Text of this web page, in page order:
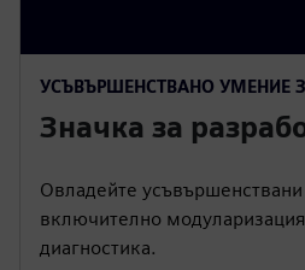
УСЪВЪРШЕНСТВАНО УМЕНИЕ
Значка за
Овладейте
включително
диагностика.